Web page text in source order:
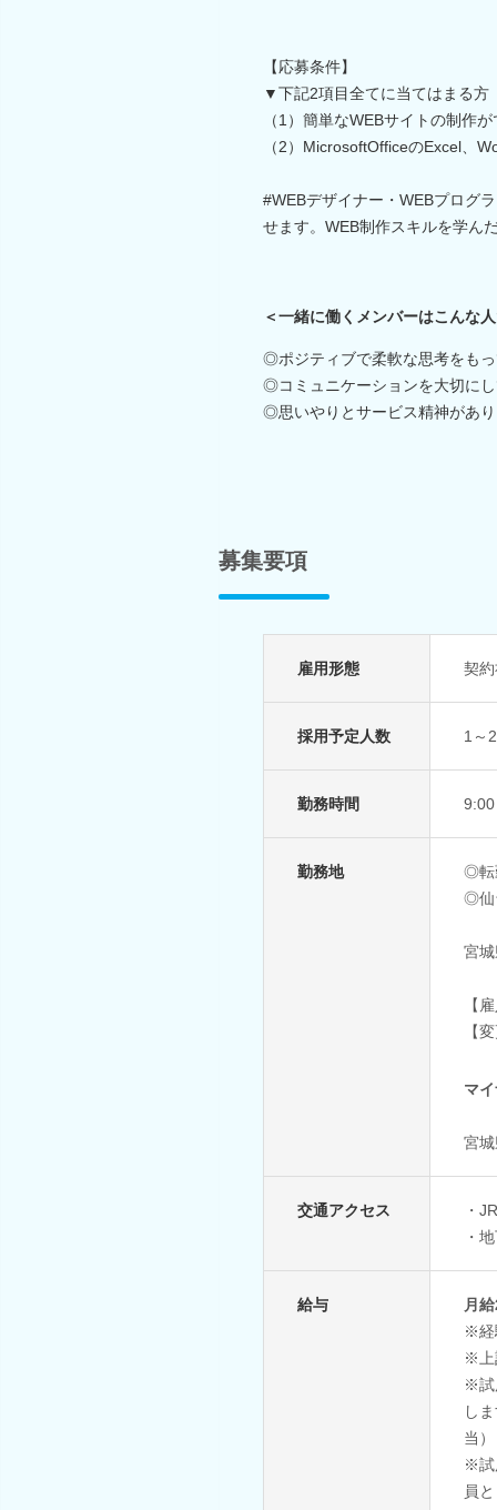
【応募条件】
▼下記2項目全てに当てはまる方
（1）簡単なWEBサイトの制作
（2）MicrosoftOfficeのExcel、
#WEBデザイナー・WEBプログ
せます。WEB制作スキルを学ん
＜一緒に働くメンバーはこんな
◎ポジティブで柔軟な思考をも
◎コミュニケーションを大切に
◎思いやりとサービス精神があ
募集要項
雇用形態 契
採用予定人数 1～
勤務時間
勤務地
◎転
◎仙
宮
【
【
マ
宮
交通アクセス
・
・
給与
月
※経
※上
※試
し
当）
※試
員